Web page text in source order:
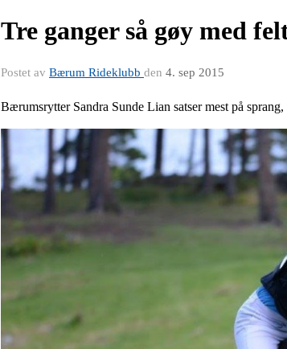
Tre ganger så gøy med
Postet av Bærum Rideklubb den 4. sep 2015
Bærumsrytter Sandra Sunde Lian satser mest på